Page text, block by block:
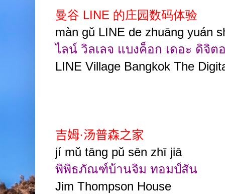
曼谷 LINE 的庄园数码体验
màn gǔ LINE de zhuāng yuán
ไลน์ วิลเลจ แบงค็อก เดอะ ดิจิต
LINE Village Bangkok The
吉姆·汤普森之家
jí mǔ tāng pǔ sēn zhī jiā
พิพิธภัณฑ์บ้านจิม ทอมป์สัน
Jim Thompson House